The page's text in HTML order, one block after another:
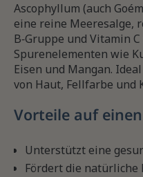
Ascophyllum (auch
eine reine Meeresalge,
B‑Gruppe und Vitamin
Spurenelementen wie
Eisen und Mangan.
von Haut, Fellfarbe und
Vorteile auf
Unterstützt eine
Fördert die